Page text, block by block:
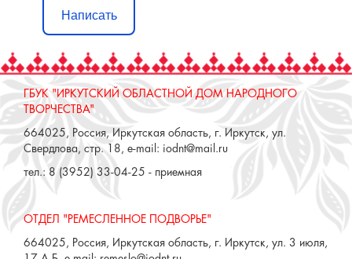
Написать
ГБУК "ИРКУТСКИЙ ОБЛАСТНОЙ ДОМ НАРОДНОГО
ТВОРЧЕСТВА"
664025, Россия, Иркутская область, г. Иркутск, ул.
Свердлова, стр. 18, e-mail: iodnt@mail.ru
тел.: 8 (3952) 33-04-25 - приемная
ОТДЕЛ "РЕМЕСЛЕННОЕ ПОДВОРЬЕ"
664025, Россия, Иркутская область, г. Иркутск, ул. 3 июля,